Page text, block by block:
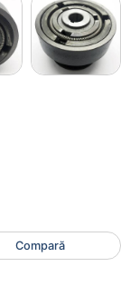
Compară